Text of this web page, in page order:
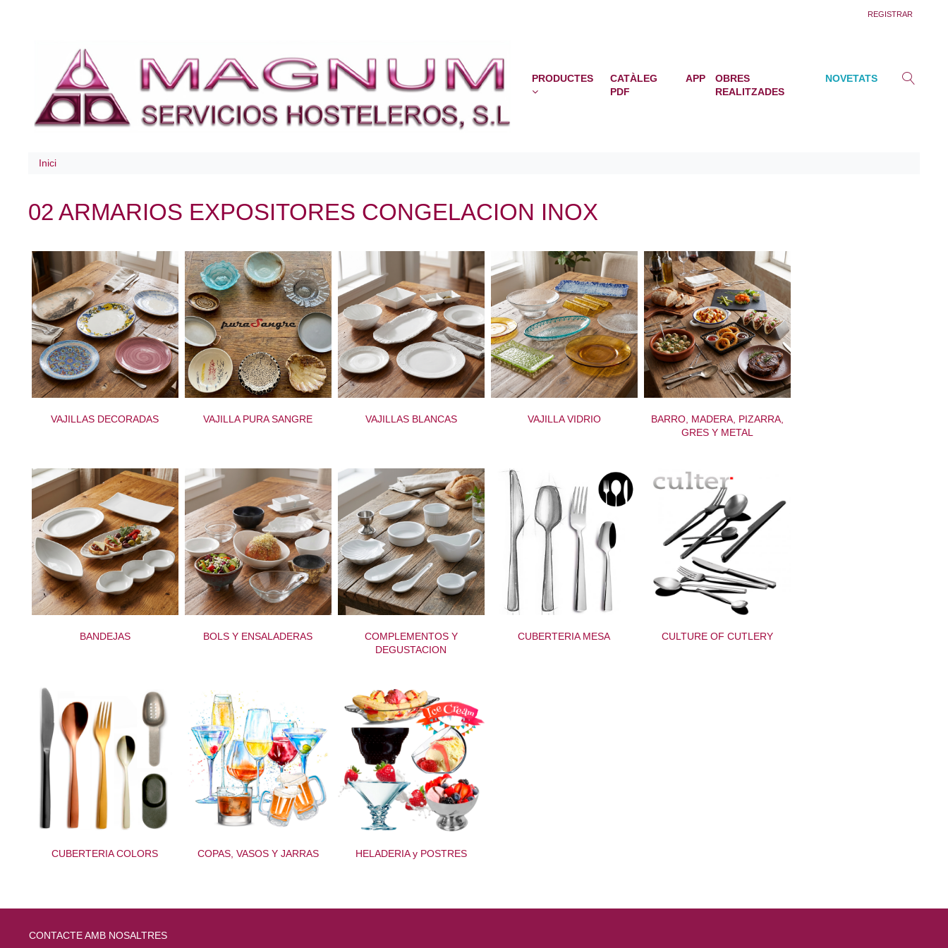
REGISTRAR
PRODUCTES
CATÀLEG
PDF
APP
OBRES
REALITZADES
NOVETATS
Inici
02 ARMARIOS EXPOSITORES CONGELACION INOX
VAJILLAS DECORADAS VAJILLA PURA SANGRE VAJILLAS BLANCAS VAJILLA VIDRIO
BARRO, MADERA, PIZARRA,
GRES Y METAL
BANDEJAS BOLS Y ENSALADERAS
COMPLEMENTOS Y
DEGUSTACION
CUBERTERIA MESA CULTURE OF CUTLERY
CUBERTERIA COLORS COPAS, VASOS Y JARRAS HELADERIA y POSTRES
CONTACTE AMB NOSALTRES